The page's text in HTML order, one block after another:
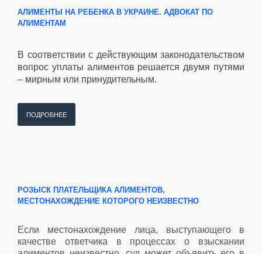
АЛИМЕНТЫ НА РЕБЕНКА В УКРАИНЕ. АДВОКАТ ПО
АЛИМЕНТАМ
В соответствии с действующим законодательством
вопрос уплаты алиментов решается двумя путями
– мирным или принудительным.
ПОДРОБНЕЕ
РОЗЫСК ПЛАТЕЛЬЩИКА АЛИМЕНТОВ,
МЕСТОНАХОЖДЕНИЕ КОТОРОГО НЕИЗВЕСТНО
Если местонахождение лица, выступающего в
качестве ответчика в процессах о взыскании